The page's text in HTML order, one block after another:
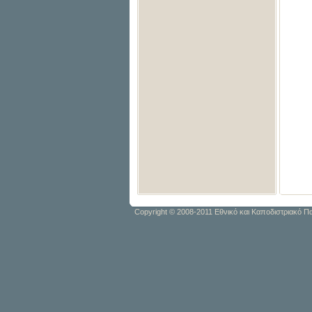
Copyright © 2008-2011 Εθνικό και Καποδιστριακό